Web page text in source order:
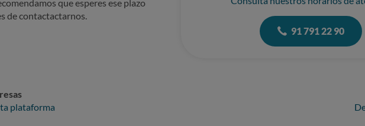
que esperes ese plazo
de contactactarnos.
91 791 22 90
plataforma